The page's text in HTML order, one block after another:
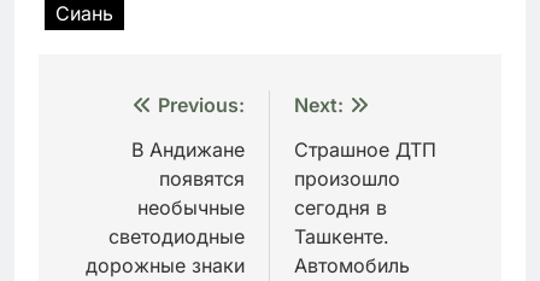
Сиань
Навигация
записям
Previous:
В Андижане
появятся
необычные
светодиодные
дорожные знаки
Next:
Страшное ДТП
произошло
сегодня в
Ташкенте.
Автомобиль